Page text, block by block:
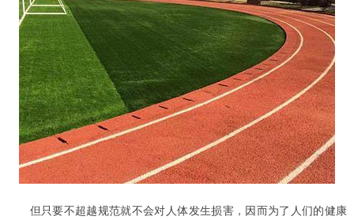
但只要不超越规范就不会对人体发生损害，因而为了人们的健康